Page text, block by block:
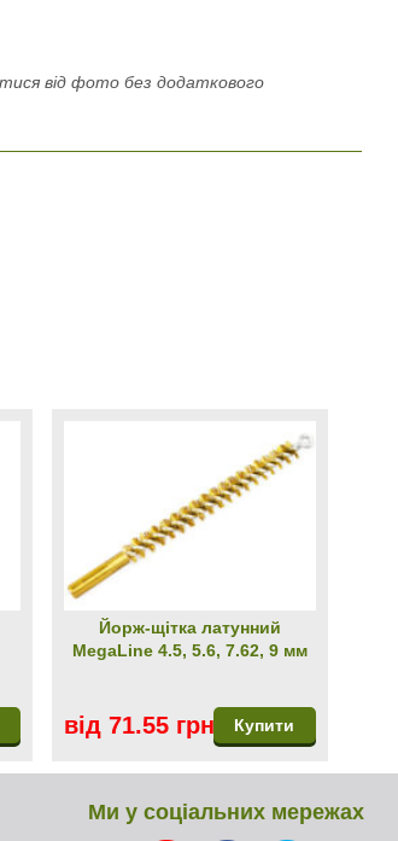
від фото без додаткового
Йорж-щітка латунний
MegaLine 4.5, 5.6, 7.62, 9 мм
від 71.55 грн Купити
Ми у соціальних мережах